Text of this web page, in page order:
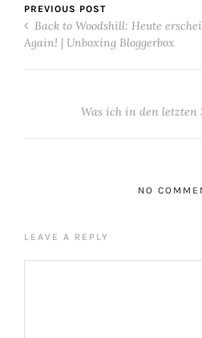
PREVIOUS POST
Back to Woodshill: Heute
Again! | Unboxing Bloggerbox
Was ich in den letzten
NO
LEAVE A REPLY